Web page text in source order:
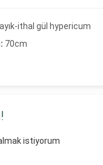
ithal gül hypericum
70cm
istiyorum